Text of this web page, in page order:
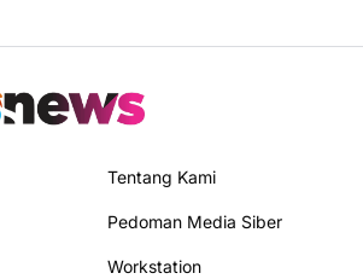
Tentang Kami
Pedoman Media Siber
Workstation